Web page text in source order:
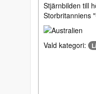
Stjärnbilden till
Storbritanniens
Vald kategori: